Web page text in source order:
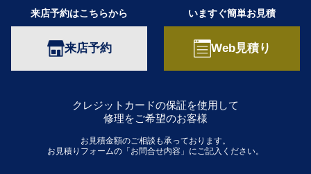
来店予約はこちらから
来店予約
いますぐ簡単お見積
Web見積り
クレジットカードの保証を使用して
修理をご希望のお客様
お見積金額のご相談も承っております。
お見積りフォームの「お問合せ内容」にご記入ください。